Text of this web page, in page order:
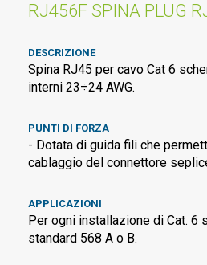
RJ456F SPINA PLUG
DESCRIZIONE
Spina RJ45 per cavo Cat 6
interni 23÷24 AWG.
PUNTI DI FORZA
- Dotata di guida fili che
cablaggio del connettore
APPLICAZIONI
Per ogni installazione di Cat. 6
standard 568 A o B.